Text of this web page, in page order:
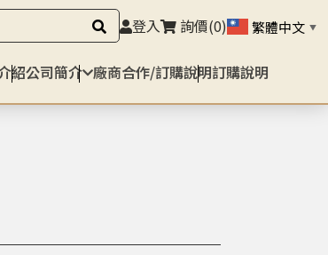
登入 詢價(0) 繁體中文 ▼
紹公司簡介 廠商合作/訂購說明訂購說明